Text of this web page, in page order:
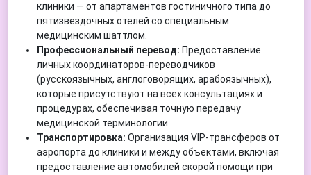
клиники — от апартаментов гостиничного типа до
пятизвездочных отелей со специальным
медицинским шаттлом.
Профессиональный перевод: Предоставление
личных координаторов-переводчиков
(русскоязычных, англоговорящих, арабоязычных),
которые присутствуют на всех консультациях и
процедурах, обеспечивая точную передачу
медицинской терминологии.
Транспортировка: Организация VIP-трансферов от
аэропорта до клиники и между объектами, включая
предоставление автомобилей скорой помощи при